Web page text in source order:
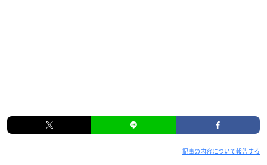
記事の内容について報告する